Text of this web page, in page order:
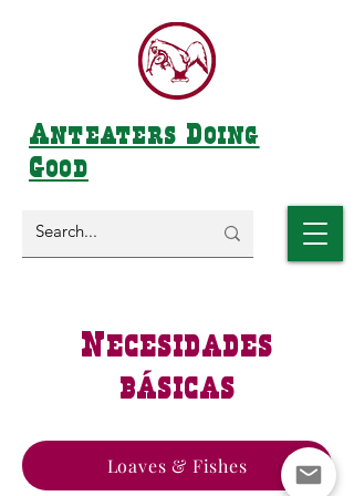
Anteaters Doing
Good
Necesidades
básicas
Loaves & Fishes